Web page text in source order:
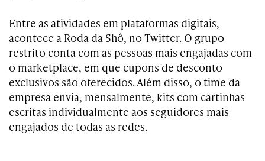
Entre as atividades em plataformas digitais,
acontece a Roda da Shô, no Twitter. O grupo
restrito conta com as pessoas mais engajadas com
o marketplace, em que cupons de desconto
exclusivos são oferecidos. Além disso, o time da
empresa envia, mensalmente, kits com cartinhas
escritas individualmente aos seguidores mais
engajados de todas as redes.